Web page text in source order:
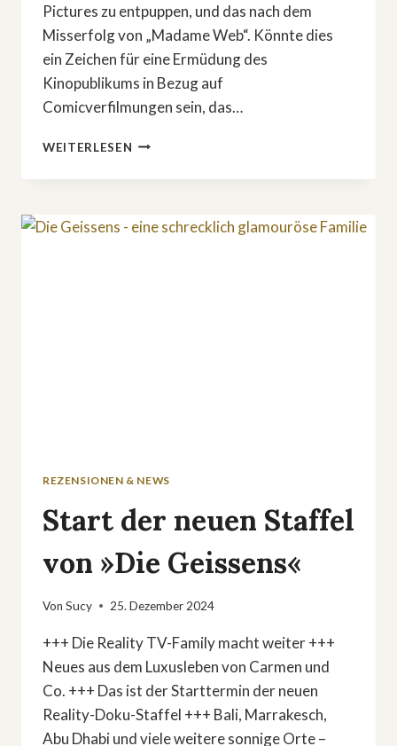
Pictures zu entpuppen, und das nach dem
Misserfolg von „Madame Web“. Könnte dies
ein Zeichen für eine Ermüdung des
Kinopublikums in Bezug auf
Comicverfilmungen sein, das…
WEITERLESEN SCHON
EIN
REZENSIONEN & NEWS
Start der neuen Staffel
von »Die Geissens«
Von Sucy 25. Dezember 2024
+++ Die Reality TV-Family macht weiter +++
Neues aus dem Luxusleben von Carmen und
Co. +++ Das ist der Starttermin der neuen
Reality-Doku-Staffel +++ Bali, Marrakesch,
Abu Dhabi und viele weitere sonnige Orte –